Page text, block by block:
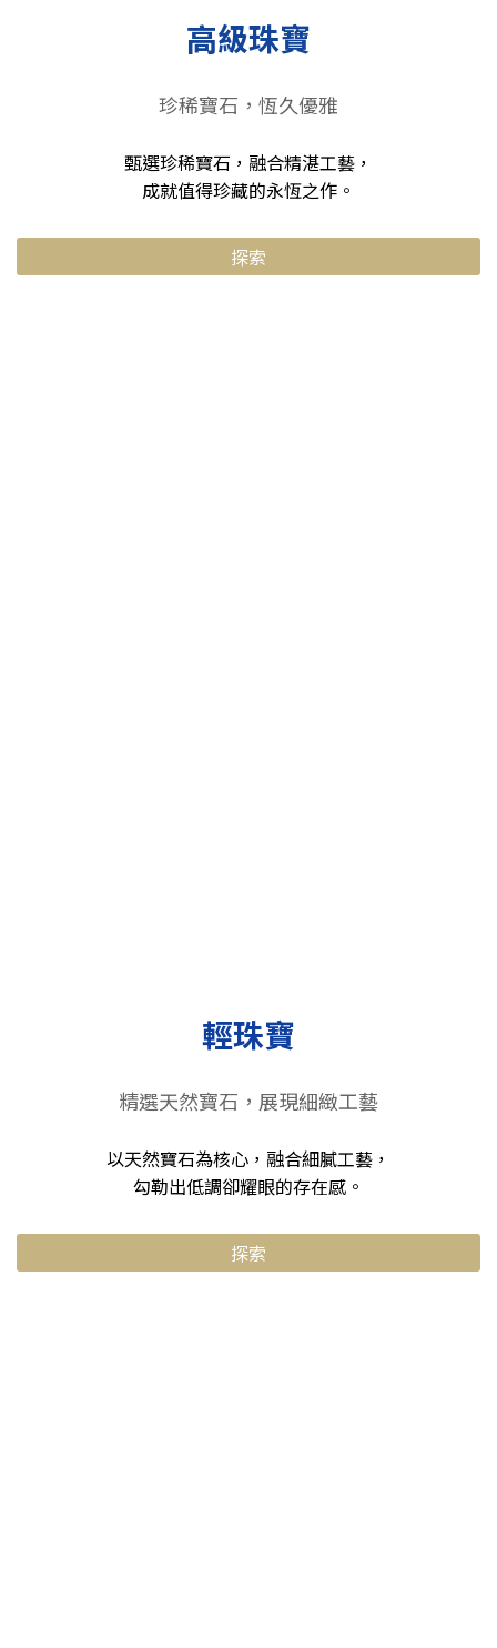
高級珠寶
珍稀寶石，恆久優雅
甄選珍稀寶石，融合精湛工藝，
成就值得珍藏的永恆之作。
探索
輕珠寶
精選天然寶石，展現細緻工藝
以天然寶石為核心，融合細膩工藝，
勾勒出低調卻耀眼的存在感。
探索